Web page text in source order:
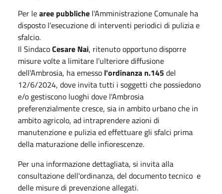
Per learee pubbliche l'Amministrazione Comunale ha
disposto l'esecuzione di interventi periodici di pulizia e
sfalcio.
Il SindacoCesare Nai, ritenuto opportuno disporre
misure volte a limitare l'ulteriore diffusione
dell'Ambrosia, ha emesso l'ordinanza n.145del
12/6/2024, dove invita tutti i soggetti che possiedono
e/o gestiscono luoghi dove l'Ambrosia
preferenzialmente cresce, sia in ambito urbano che in
ambito agricolo, ad intraprendere azioni di
manutenzione e pulizia ed effettuare gli sfalci prima
della maturazione delle infiorescenze.
Per una informazione dettagliata, si invita alla
consultazione dell'ordinanza, del documento tecnico e
delle misure di prevenzione allegati.